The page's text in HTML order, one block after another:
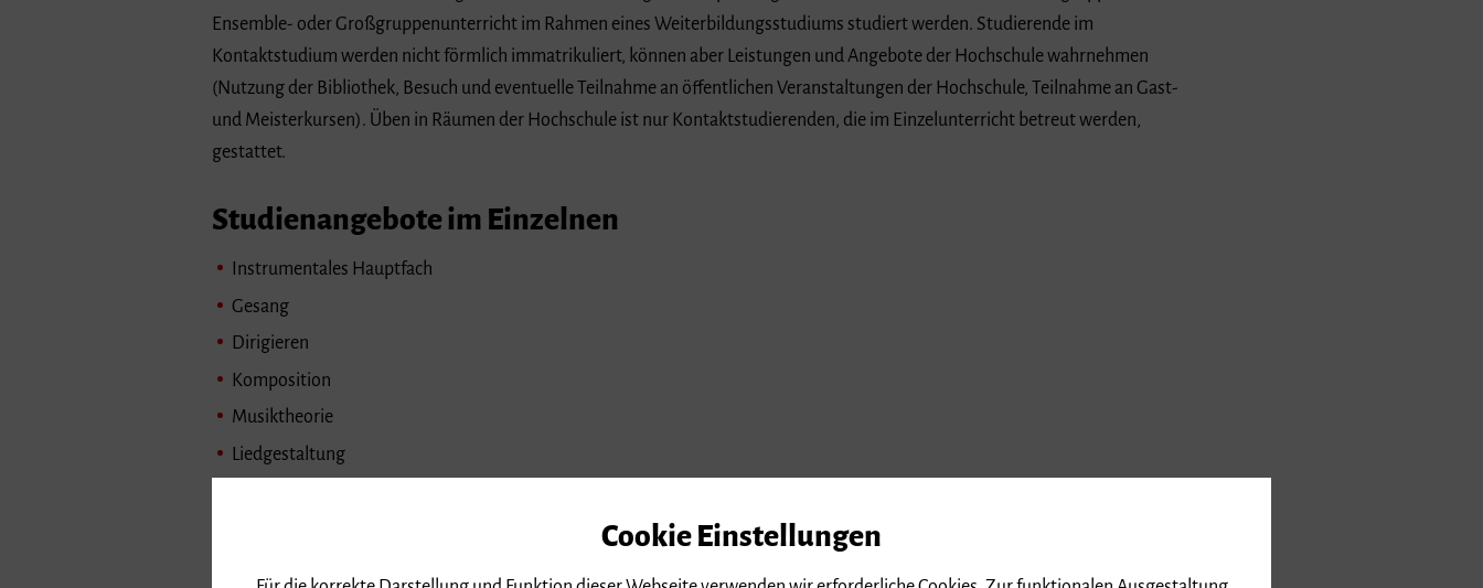
Ensemble- oder Großgruppenunterricht im Rahmen eines Weiterbildungsstudiums studiert werden. Studierende im
Kontaktstudium werden nicht förmlich immatrikuliert, können aber Leistungen und Angebote der Hochschule wahrnehmen
(Nutzung der Bibliothek, Besuch und eventuelle Teilnahme an öffentlichen Veranstaltungen der Hochschule, Teilnahme an Gast-
und Meisterkursen). Üben in Räumen der Hochschule ist nur Kontaktstudierenden, die im Einzelunterricht betreut werden,
gestattet.
Studienangebote im Einzelnen
Instrumentales Hauptfach
Gesang
Dirigieren
Komposition
Musiktheorie
Liedgestaltung
Cookie Einstellungen
Für die korrekte Darstellung und Funktion dieser Webseite verwenden wir erforderliche Cookies. Zur funktionalen Ausgestaltung